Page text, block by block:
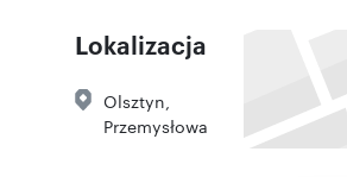
Lokalizacja
Olsztyn,
Przemysłowa